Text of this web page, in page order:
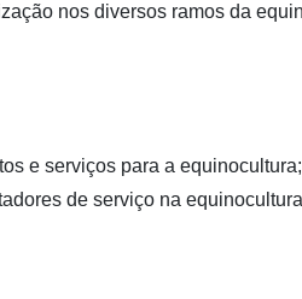
nos diversos ramos da
e serviços para a
de serviço na